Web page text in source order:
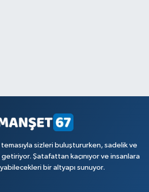
sizleri buluştururken, sadelik ve
Şatafattan kaçınıyor ve insanlara
bir altyapı sunuyor.